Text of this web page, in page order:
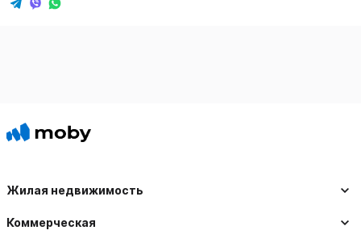
Жилая недвижимость
Коммерческая